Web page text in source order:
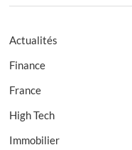
Actualités
Finance
France
High Tech
Immobilier